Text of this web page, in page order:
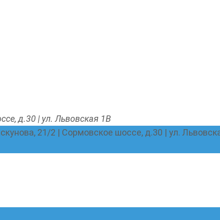
д.30 | ул. Львовская 1В
21/2 | Сормовское шоссе, д.30 | ул.